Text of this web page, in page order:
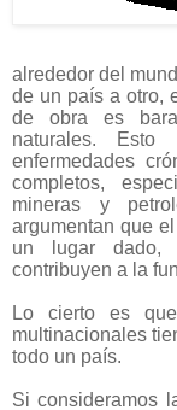
alrededor del
de un país a otro,
de obra es
naturales.
enfermedades
completos,
mineras y
argumentan que
un lugar dado,
contribuyen a la
Lo cierto es
multinacionales
todo un país.
Si consideramos